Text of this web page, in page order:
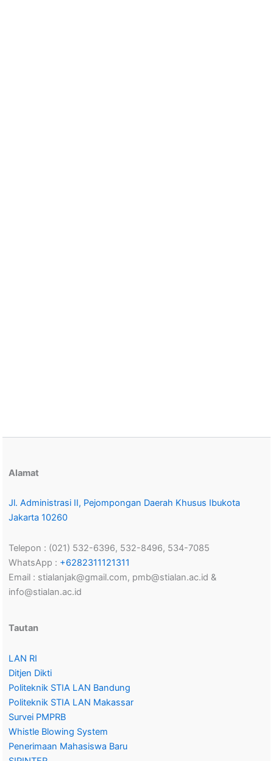
Alamat
Jl. Administrasi II, Pejompongan Daerah Khusus Ibukota
Jakarta 10260
Telepon : (021) 532-6396, 532-8496, 534-7085
WhatsApp : +6282311121311
Email : stialanjak@gmail.com, pmb@stialan.ac.id &
info@stialan.ac.id
Tautan
LAN RI
Ditjen Dikti
Politeknik STIA LAN Bandung
Politeknik STIA LAN Makassar
Survei PMPRB
Whistle Blowing System
Penerimaan Mahasiswa Baru